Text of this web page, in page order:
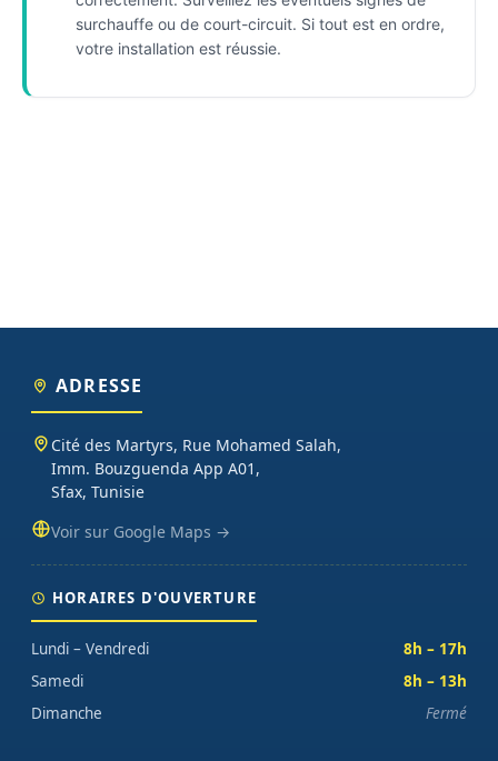
surchauffe ou de court-circuit. Si tout est en ordre,
votre installation est réussie.
ADRESSE
Cité des Martyrs, Rue Mohamed Salah,
Imm. Bouzguenda App A01,
Sfax, Tunisie
Voir sur Google Maps →
HORAIRES D'OUVERTURE
Lundi – Vendredi
8h – 17h
Samedi
8h – 13h
Dimanche
Fermé